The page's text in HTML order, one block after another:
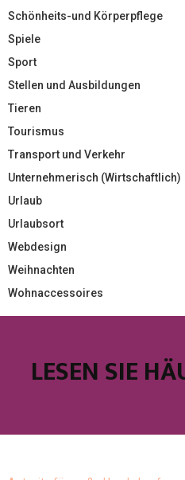
Schönheits-und Körperpflege
Spiele
Sport
Stellen und Ausbildungen
Tieren
Tourismus
Transport und Verkehr
Unternehmerisch (Wirtschaftlich)
Urlaub
Urlaubsort
Webdesign
Weihnachten
Wohnaccessoires
LESEN SIE